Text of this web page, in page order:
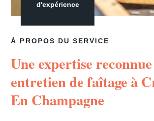
À PROPOS DU SERVICE
Une expertise
entretien de faîtage à
En Champagne
d'expérience